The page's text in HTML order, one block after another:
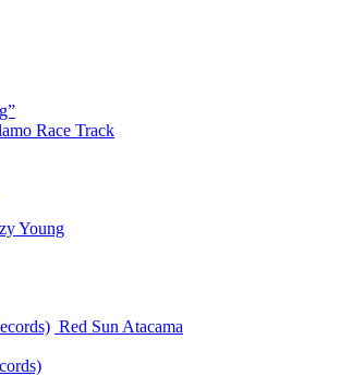
Race Track
Young
Red Sun Atacama